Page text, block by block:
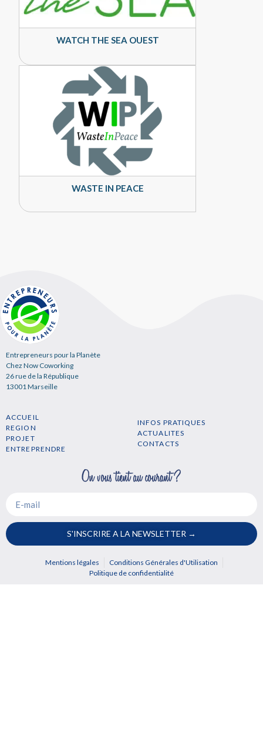
WATCH THE SEA OUEST
WASTE IN PEACE
Entrepreneurs pour la Planète
Chez Now Coworking
26 rue de la République
13001 Marseille
ACCUEIL
REGION
PROJET
ENTREPRENDRE
INFOS PRATIQUES
ACTUALITES
CONTACTS
S'INSCRIRE A LA NEWSLETTER →
Mentions légales
Conditions Générales d'Utilisation
Politique de confidentialité